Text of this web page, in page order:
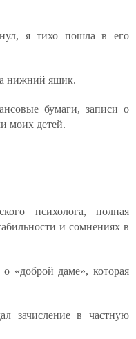
я тихо пошла в его
нижний ящик.
бумаги, записи о
моих детей.
психолога, полная
и сомнениях в
«доброй даме», которая
зачисление в частную